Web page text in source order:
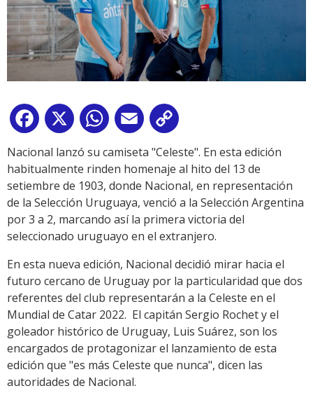
Facebook
X WhatsApp
Email
Link
Nacional lanzó su camiseta "Celeste". En esta edición
habitualmente rinden homenaje al hito del 13 de
setiembre de 1903, donde Nacional, en representación
de la Selección Uruguaya, venció a la Selección Argentina
por 3 a 2, marcando así la primera victoria del
seleccionado uruguayo en el extranjero.
En esta nueva edición, Nacional decidió mirar hacia el
futuro cercano de Uruguay por la particularidad que dos
referentes del club representarán a la Celeste en el
Mundial de Catar 2022. El capitán Sergio Rochet y el
goleador histórico de Uruguay, Luis Suárez, son los
encargados de protagonizar el lanzamiento de esta
edición que "es más Celeste que nunca", dicen las
autoridades de Nacional.